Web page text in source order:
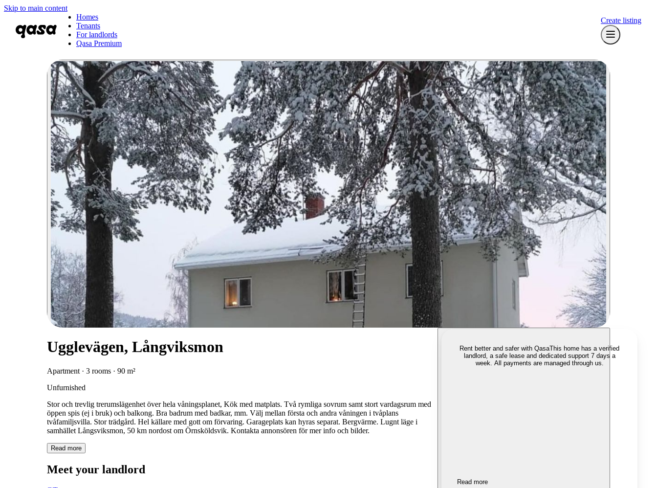
Skip to main content
Homes
Tenants
For landlords
Qasa Premium
Create listing
Ugglevägen, Långviksmon
Apartment · 3 rooms · 90 m²
Unfurnished
Stor och trevlig trerumslägenhet över hela våningsplanet, Kök med matplats. Två rymliga sovrum samt stort vardagsrum med
öppen spis (ej i bruk) och balkong. Bra badrum med badkar, mm. Välj mellan första och andra våningen i tvåplans
tvåfamiljsvilla. Stor trädgård. Hel källare med gott om förvaring. Garageplats kan hyras separat. Bergvärme. Lugnt läge i
samhället Långsviksmon, 50 km nordost om Örnsköldsvik. Kontakta annonsören för mer info och bilder.
Read more
Meet your landlord
Rent better and safer with QasaThis home has a verified
landlord, a safe lease and dedicated support 7 days a
week. All payments are managed through us.
Read more